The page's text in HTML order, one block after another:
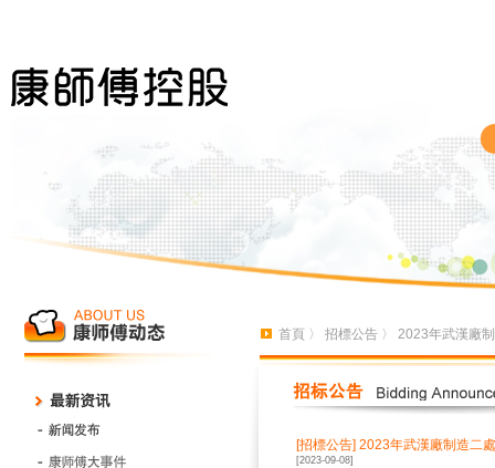
首頁 〉 招標公告 〉 2023年武漢廠
[招標公告] 2023年武漢廠制造二
[2023-09-08]